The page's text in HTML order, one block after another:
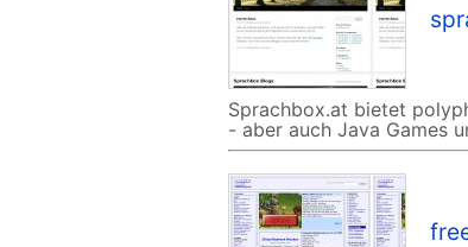
Sprachbox.at bietet
- aber auch Java Games